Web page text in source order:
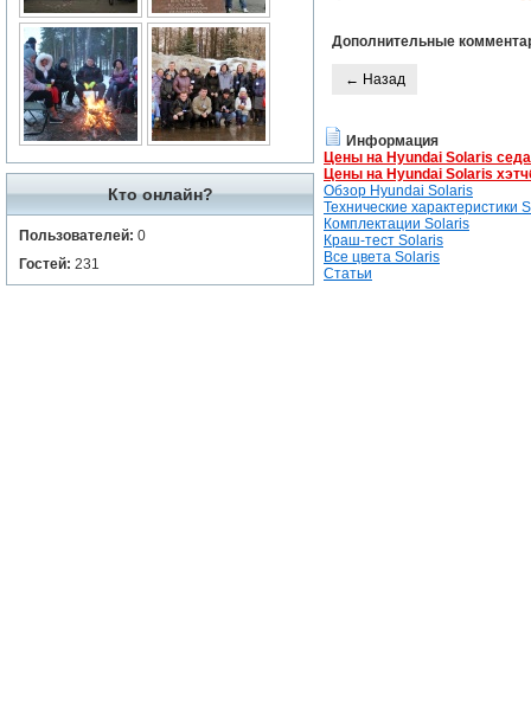
Кто онлайн?
Пользователей: 0
Гостей: 231
Дополнительные
← Назад
Информация
Цены на Hyundai Solaris
Цены на Hyundai Solaris
Обзор Hyundai Solaris
Технические характеристики
Комплектации Solaris
Краш-тест Solaris
Все цвета Solaris
Статьи